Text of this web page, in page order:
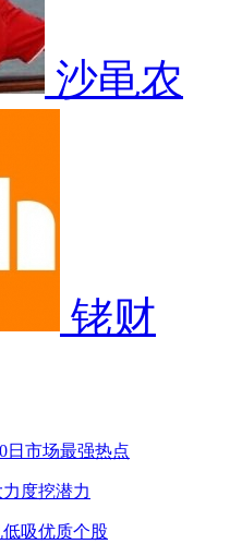
沙黾农
铑财
日市场最强热点
度挖潜力
吸优质个股